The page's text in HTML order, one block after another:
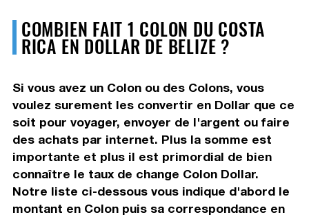
COMBIEN FAIT 1 COLON DU COSTA
RICA EN DOLLAR DE BELIZE ?
Si vous avez un Colon ou des Colons, vous
voulez surement les convertir en Dollar que ce
soit pour voyager, envoyer de l'argent ou faire
des achats par internet. Plus la somme est
importante et plus il est primordial de bien
connaître le taux de change Colon Dollar.
Notre liste ci-dessous vous indique d'abord le
montant en Colon puis sa correspondance en